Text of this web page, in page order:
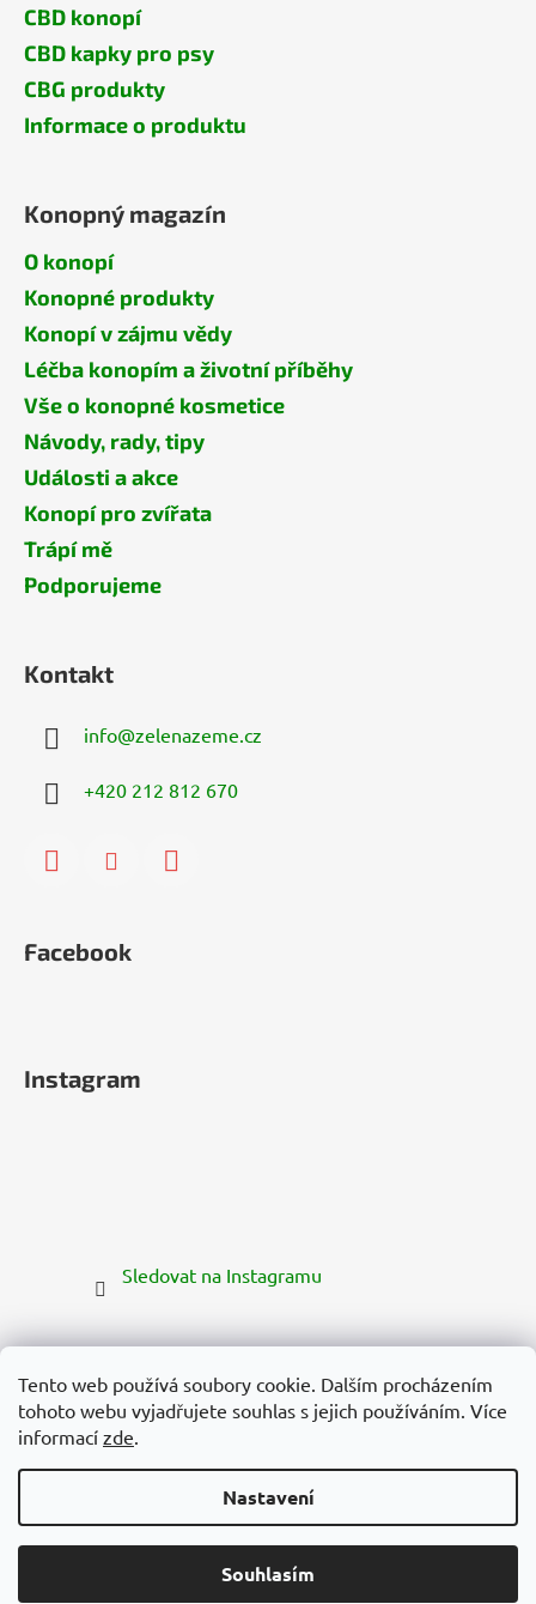
Tento web používá soubory cookie. Dalším procházením
tohoto webu vyjadřujete souhlas s jejich používáním. Více
informací zde.
Nastavení
Souhlasím
CBD konopí
CBD kapky pro psy
CBG produkty
Informace o produktu
Konopný magazín
O konopí
Konopné produkty
Konopí v zájmu vědy
Léčba konopím a životní příběhy
Vše o konopné kosmetice
Návody, rady, tipy
Události a akce
Konopí pro zvířata
Trápí mě
Podporujeme
Kontakt
info@zelenazeme.cz
+420 212 812 670
Facebook
Instagram
Sledovat na Instagramu
Vytvořil Shoptet Premium
Copyright 2026Zelená Země. Všechna práva vyhrazena.
Upravit nastavení cookies